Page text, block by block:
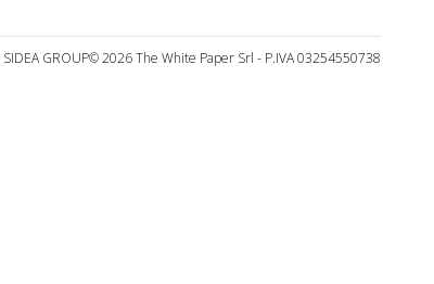
© 2026 The White Paper Srl - P.IVA 03254550738
SIDEA GROUP